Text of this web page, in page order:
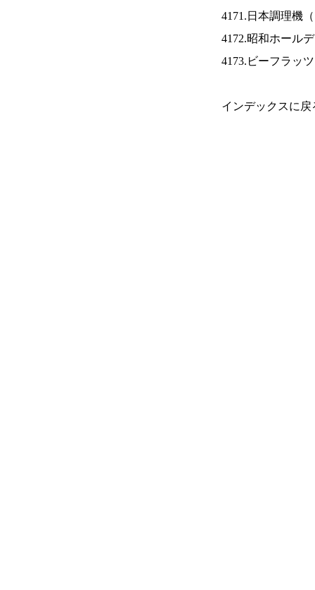
4171.日本調理機（
4172.昭和ホール
4173.ビーフラッ
インデックスに戻